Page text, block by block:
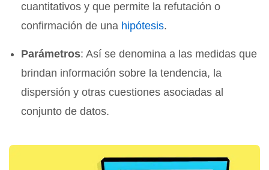
cuantitativos y que permite la refutación o
confirmación de una hipótesis.
Parámetros: Así se denomina a las medidas que
brindan información sobre la tendencia, la
dispersión y otras cuestiones asociadas al
conjunto de datos.